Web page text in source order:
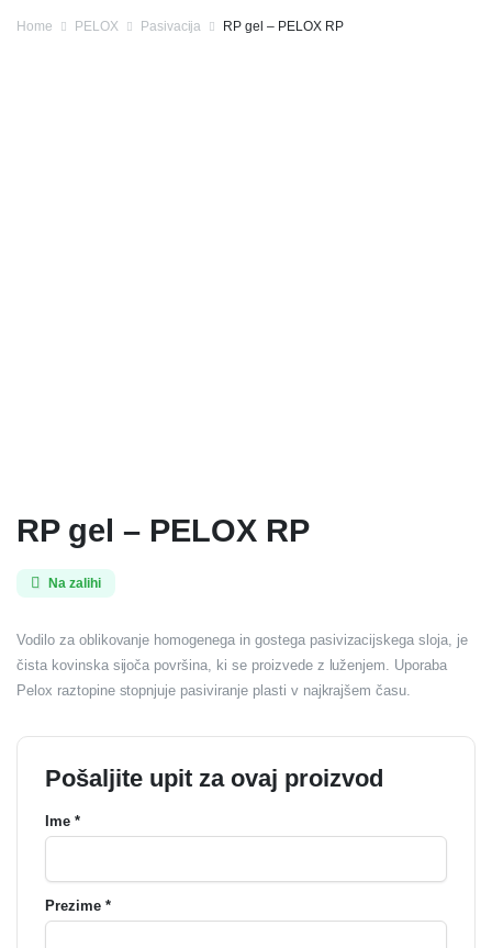
Home PELOX Pasivacija RP gel – PELOX RP
RP gel – PELOX RP
Na zalihi
Vodilo za oblikovanje homogenega in gostega pasivizacijskega sloja, je
čista kovinska sijoča površina, ki se proizvede z luženjem. Uporaba
Pelox raztopine stopnjuje pasiviranje plasti v najkrajšem času.
Pošaljite upit za ovaj proizvod
Ime *
Prezime *